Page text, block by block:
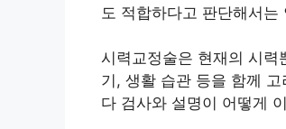
도 적합하다고 판단해서는
시력교정술은 현재의 시
기, 생활 습관 등을 함께
다 검사와 설명이 어떻게